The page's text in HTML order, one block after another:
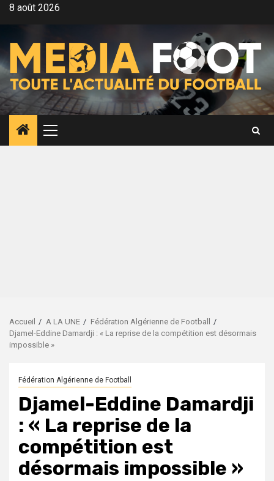
Aller8 août 2026
Menu
principal
Accueil A LA UNE
Fédération Algérienne de Football
Djamel-Eddine Damardji : « La reprise de la compétition est désormais
impossible »
Fédération Algérienne de Football
Djamel-Eddine Damardji
: « La reprise de la
compétition est
désormais impossible »